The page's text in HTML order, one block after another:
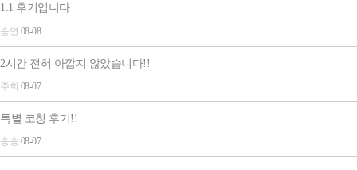
1:1 후기입니다
승연 08-08
2시간 전혀 아깝지 않았습니다!!
주희 08-07
특별 코칭 후기!!
송송 08-07